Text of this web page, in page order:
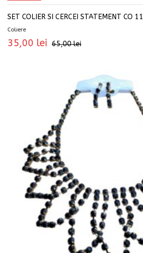
SET COLIER SI CERCEI STATEMENT CO 11
Coliere
65,00lei
35,00 lei